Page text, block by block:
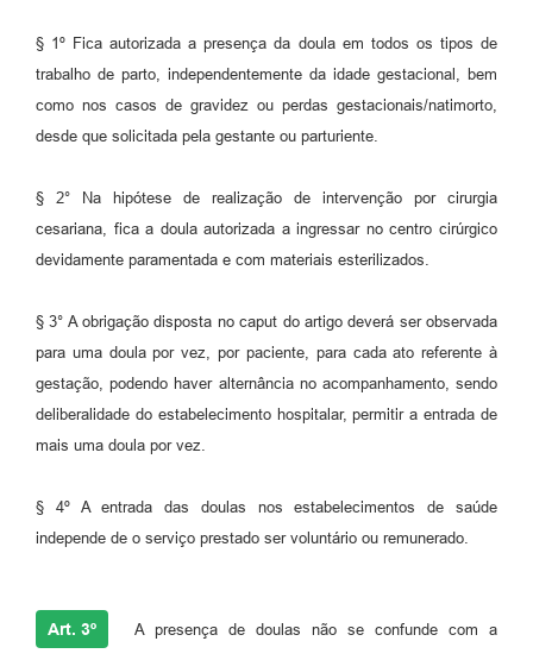
§ 1º Fica autorizada a presença da doula em todos os tipos de
trabalho de parto, independentemente da idade gestacional, bem
como nos casos de gravidez ou perdas gestacionais/natimorto,
desde que solicitada pela gestante ou parturiente.
§ 2° Na hipótese de realização de intervenção por cirurgia
cesariana, fica a doula autorizada a ingressar no centro cirúrgico
devidamente paramentada e com materiais esterilizados.
§ 3° A obrigação disposta no caput do artigo deverá ser observada
para uma doula por vez, por paciente, para cada ato referente à
gestação, podendo haver alternância no acompanhamento, sendo
deliberalidade do estabelecimento hospitalar, permitir a entrada de
mais uma doula por vez.
§ 4º A entrada das doulas nos estabelecimentos de saúde
independe de o serviço prestado ser voluntário ou remunerado.
Art. 3º A presença de doulas não se confunde com a